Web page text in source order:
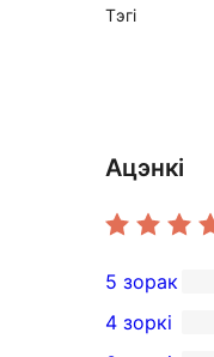
Тэгі
Ацэнкі
4
5-
5 зорак
4 зоркі